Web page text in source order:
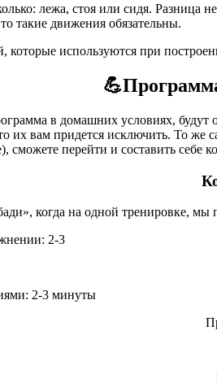
лежа, стоя или сидя.
такие движения обязательны.
используются при
в домашних условиях,
их вам придется исключить. То
сможете перейти и составить себе
когда на одной тренировке,
2-3
2-3 минуты